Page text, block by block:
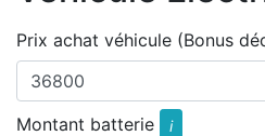
Prix achat véhicule (Bonus
Montant batterie
i